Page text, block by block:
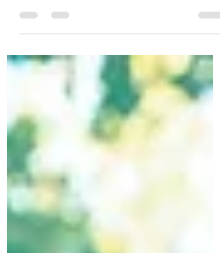
El Yoga es todo un complejo sistema físico
y...